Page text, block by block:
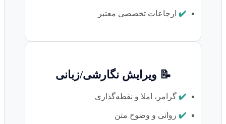
✔️ارجاعات تخصصی معتبر
📝 ویرایش نگارشی/زبانی
✔️گرامر، املا و نقطه‌گذاری
✔️روانی و وضوح متن